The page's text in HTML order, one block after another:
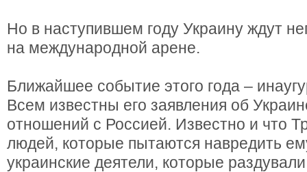
Но в наступившем году Украину ждут
на международной арене.
Ближайшее событие этого года –
Всем известны его заявления об
отношений с Россией. Известно и что
людей, которые пытаются навредить
украинские деятели, которые